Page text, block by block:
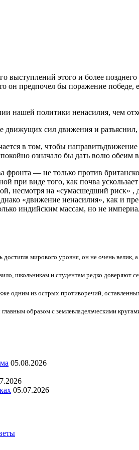
выступлений этого и более
он предпочел бы поражение
нашей политики ненасилия, чем
движущих сил движения и
в том, чтобы
означало бы дать волю
фронта — не только против
при виде того, как почва
несмотря на «сумасшедший риск»
«движение ненасилия», как и
индийским массам, но не
достигла мирового уровня, он не очень
школьникам и студентам редко доверяют
одним из острых противоречий,
образом с землевладельческими
05.08.2026
05.07.2026